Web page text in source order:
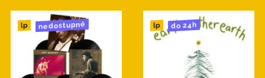
lp nedostupné lp do 24h